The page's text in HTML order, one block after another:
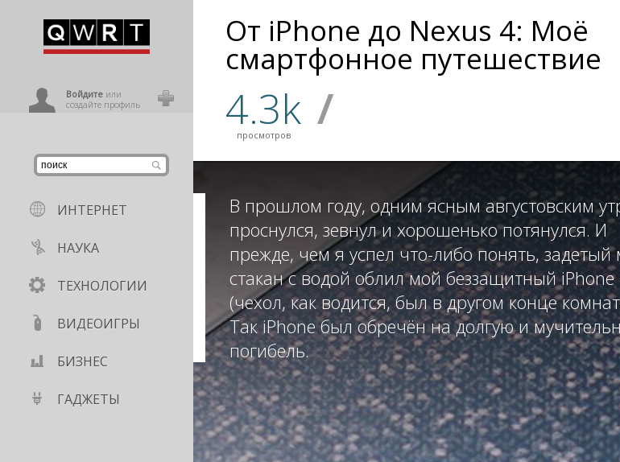
Войдитеили
создайте профиль
ИНТЕРНЕТ
НАУКА
ТЕХНОЛОГИИ
ВИДЕОИГРЫ
БИЗНЕС
ГАДЖЕТЫ
От iPhone до Nexus 4: Моё
смартфонное путешествие
4.3k
просмотров /
В прошлом году, одним ясным августовским
проснулся, зевнул и хорошенько потянулся. И
прежде, чем я успел что-либо понять,
стакан с водой облил мой беззащитный iPhone
(чехол, как водится, был в другом конце
Так iPhone был обречён на долгую и
погибель.